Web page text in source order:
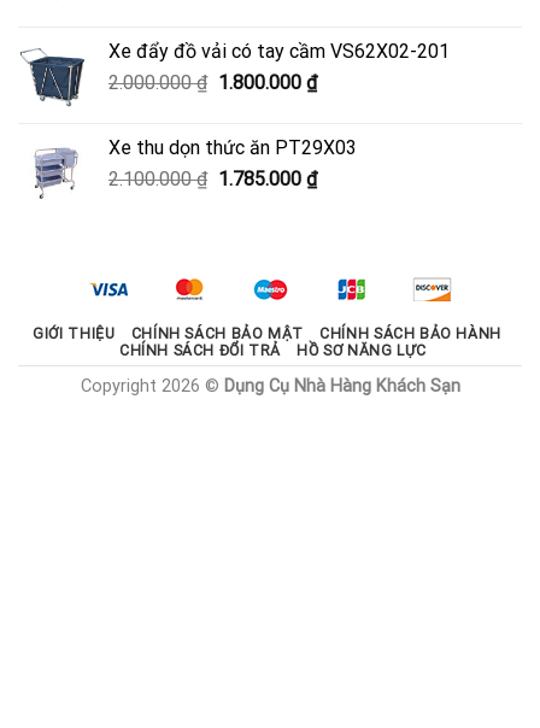
950.000 ₫.là:
600.000 ₫.
Xe đẩy đồ vải có tay cầm VS62X02-201
2.000.000₫ Giá
2.000.000 ₫.
1.800.000 ₫Giá
là:
1.800.000 ₫.
Xe thu dọn thức ăn PT29X03
2.100.000₫ Giá
1.785.000 ₫Giá
1.785.000 ₫.
GIỚI THIỆU CHÍNH SÁCH BẢO MẬT
CHÍNH SÁCH BẢO HÀNH
CHÍNH SÁCH ĐỔI TRẢ
HỒ SƠ NĂNG LỰC
Copyright 2026 © Dụng Cụ Nhà Hàng Khách Sạn